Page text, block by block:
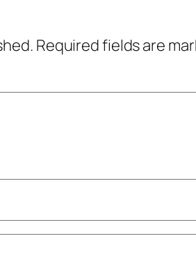
Required fields are